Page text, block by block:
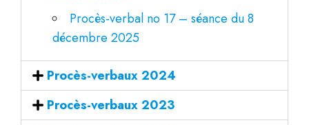
Procès-verbal no 17 – séance du 8
décembre 2025
Procès-verbaux 2024
Procès-verbaux 2023